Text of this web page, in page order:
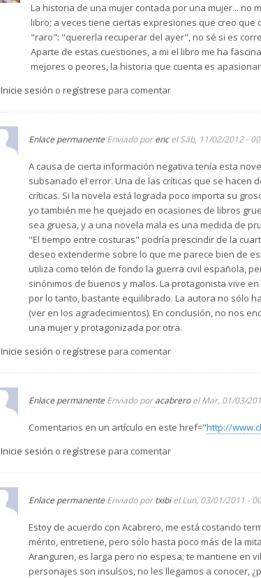
La historia de una mujer contada por una mujer... no
libro; a veces tiene ciertas expresiones que creo
"raro": "quererla recuperar del ayer", no sé si es
Aparte de estas cuestiones, a mi el libro me ha
mejores o peores, la historia que cuenta es
Inicie sesión o regístrese para comentar
Enlace permanente Enviado porencel Sáb, 11/02/2012 -
A causa de cierta información negativa tenía esta
subsanado el error. Una de las críticas que se hacen
críticas. Si la novela está lograda poco importa su
yo también me he quejado en ocasiones de libros
sea gruesa, y a una novela mala es una medida de
"El tiempo entre costuras" podría prescindir de la
deseo extenderme sobre lo que me parece bien de
utiliza como telón de fondo la guerra civil española,
sinónimos de buenos y malos. La protagonista vive
por lo tanto, bastante equilibrado. La autora no sólo
(ver en los agradecimientos). En conclusión, no nos
una mujer y protagonizada por otra.
Inicie sesión o regístrese para comentar
Enlace permanente Enviado poracabreroel Mar, 01/03/
Comentarios en un artículo en este href="http://
Inicie sesión o regístrese para comentar
Enlace permanente Enviado portxibiel Lun, 03/01/2011 -
Estoy de acuerdo con Acabrero, me está costando
mérito, entretiene, pero sólo hasta poco más de la
Aranguren, es larga pero no espesa; te mantiene en
personajes son insulsos, no les llegamos a conocer,